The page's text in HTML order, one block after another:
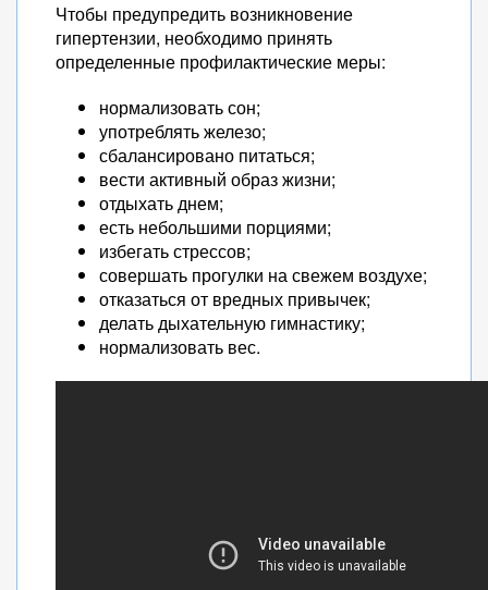
Чтобы предупредить возникновение
гипертензии, необходимо принять
определенные профилактические меры:
нормализовать сон;
употреблять железо;
сбалансировано питаться;
вести активный образ жизни;
отдыхать днем;
есть небольшими порциями;
избегать стрессов;
совершать прогулки на свежем воздухе;
отказаться от вредных привычек;
делать дыхательную гимнастику;
нормализовать вес.